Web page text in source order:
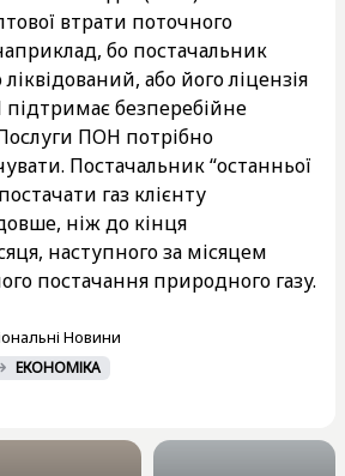
втрати поточного
бо постачальник
або його ліцензія
безперебійне
ПОН потрібно
Постачальник “останньої
газ клієнту
ніж до кінця
наступного за місяцем
постачання природного газу.
Новини
ЕКОНОМІКА